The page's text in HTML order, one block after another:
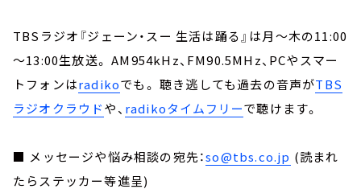
TBSラジオ『ジェーン・スー 生活は踊る』は月～木の11:00
～13:00生放送。 AM954kHz、FM90.5MHz、PCやスマー
トフォンはradikoでも。 聴き逃しても過去の音声がTBS
ラジオクラウドや、 radikoタイムフリーで聴けます。
■ メッセージや悩み相談の宛先：so@tbs.co.jp (読まれ
たらステッカー等進呈)